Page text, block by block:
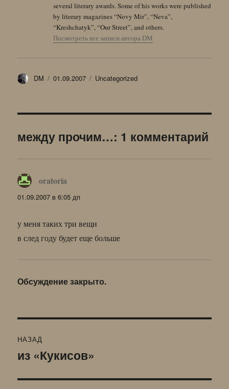
several literary awards. Some of his works were published
by literary magazines “Novy Mir”, “Neva”,
“Kreshchatyk”, “Our Street”, and others.
Посмотреть все записи автора DM
Автор
DM Опубликовано
01.09.2007 Рубрики
Uncategorized
между прочим…: 1 комментарий
oratoria
01.09.2007 в 6:05 дп
у меня таких три вещи
в след году будет еще больше
Обсуждение закрыто.
по
НАЗАД
Предыдущая
из «Кукисов»